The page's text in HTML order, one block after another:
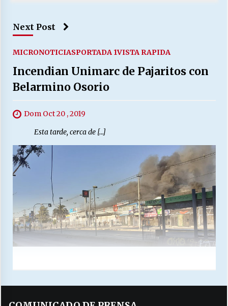
Next Post
MICRONOTICIASPORTADA 1VISTA RAPIDA
Incendian Unimarc de Pajaritos con
Belarmino Osorio
Dom Oct 20 , 2019
Esta tarde, cerca de […]